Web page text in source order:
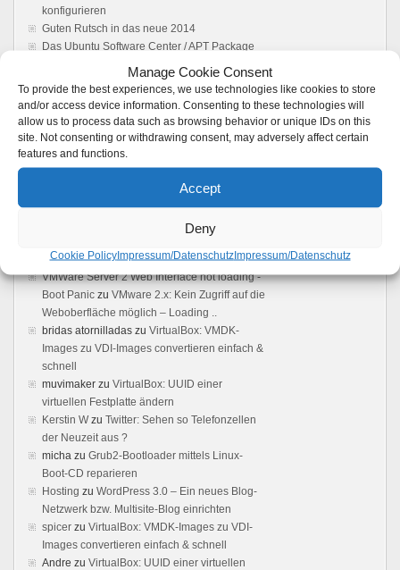
Manage Cookie Consent
To provide the best experiences, we use technologies like cookies to store
and/or access device information. Consenting to these technologies will
allow us to process data such as browsing behavior or unique IDs on this
site. Not consenting or withdrawing consent, may adversely affect certain
features and functions.
Accept
Deny
Cookie PolicyImpressum/DatenschutzImpressum/Datenschutz
konfigurieren
Guten Rutsch in das neue 2014
Das Ubuntu Software Center / APT Package
Howto: Windows rebooten aus einer Remote
Desktop Verbindung
Sonos Windows Controller 4.1 unter Wine,
Anleitung. Es läuft !
Vmware server: Browser does not load user
VMware 2.x: Kein
Loading ..
VMWare Server 2 Web Interface not loading -
Boot Panic zu VMware 2.x: Kein Zugriff auf die
Weboberfläche möglich – Loading ..
bridas atornilladas zu VirtualBox: VMDK-
Images zu VDI-Images convertieren einfach &
schnell
muvimaker zu VirtualBox: UUID einer
virtuellen Festplatte ändern
Kerstin Wzu Twitter: Sehen so Telefonzellen
der Neuzeit aus ?
micha zu Grub2-Bootloader mittels Linux-
Boot-CD reparieren
Hosting zu WordPress 3.0 – Ein neues Blog-
Netzwerk bzw. Multisite-Blog einrichten
spicer zu VirtualBox: VMDK-Images zu VDI-
Images convertieren einfach & schnell
Andre zu VirtualBox: UUID einer virtuellen